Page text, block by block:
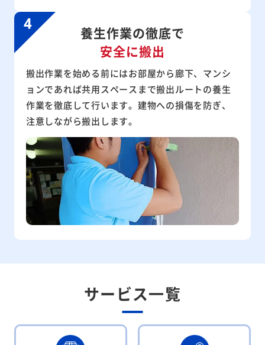
養生作業の徹底で
安全に搬出
搬出作業を始める前にはお部屋から廊下、マンシ
ョンであれば共用スペースまで搬出ルートの養生
作業を徹底して行います。建物への損傷を防ぎ、
注意しながら搬出します。
サービス一覧